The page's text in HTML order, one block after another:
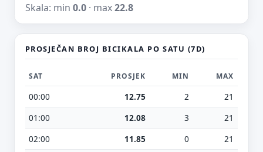
Skala: min 0.0· max22.8
PROSJEČAN BROJ BICIKALA PO SATU (7D)
SAT PROSJEK MIN MAX
00:00 12.75 2
21
01:00
12.08 3
21
02:00
11.85 0
21